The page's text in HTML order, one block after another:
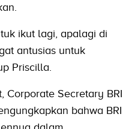
ikut lagi, apalagi di
antusias untuk
Priscilla.
Corporate Secretary BRI
bahwa BRI